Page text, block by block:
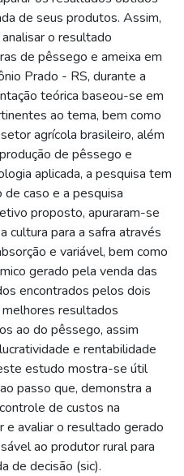
de seus produtos. Assim,
o resultado
de pêssego e ameixa em
Prado - RS, durante a
teórica baseou-se em
ao tema, bem como
agrícola brasileiro, além
de pêssego e
aplicada, a pesquisa tem
caso e a pesquisa
proposto, apuraram-se
cultura para a safra através
e variável, bem como
gerado pela venda das
encontrados pelos dois
resultados
ao do pêssego, assim
e rentabilidade
estudo mostra-se útil
passo que, demonstra a
de custos na
e avaliar o resultado gerado
ao produtor rural para
de decisão (sic).